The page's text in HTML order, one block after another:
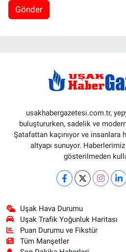
Gönder
usakhabergazetesi.com.tr,
buluştururken, sadelik ve
Şatafattan kaçınıyor ve insanlara
altyapı sunuyor.
gösterilmeden
Uşak Hava Durumu
Uşak Trafik Yoğunluk Haritası
Puan Durumu ve Fikstür
Tüm Manşetler